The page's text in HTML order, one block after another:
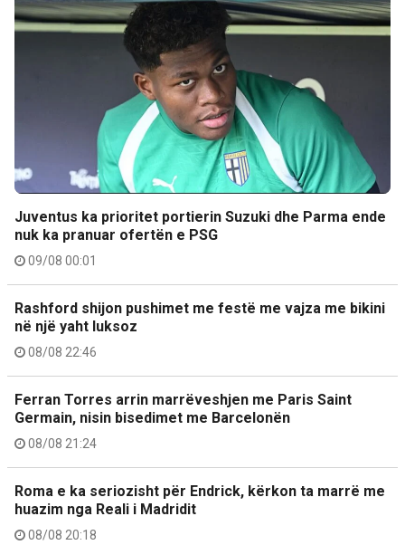
Juventus ka prioritet portierin Suzuki dhe Parma ende
nuk ka pranuar ofertën e PSG
09/08 00:01
Rashford shijon pushimet me festë me vajza me bikini
në një yaht luksoz
08/08 22:46
Ferran Torres arrin marrëveshjen me Paris Saint
Germain, nisin bisedimet me Barcelonën
08/08 21:24
Roma e ka seriozisht për Endrick, kërkon ta marrë me
huazim nga Reali i Madridit
08/08 20:18